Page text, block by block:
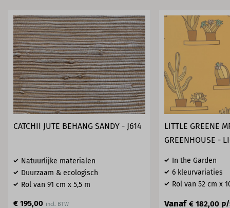
CATCHII JUTE BEHANG SANDY - J614
Natuurlijke materialen
Duurzaam & ecologisch
Rol van 91 cm x 5,5 m
€ 195,00
LITTLE GREENE
GREENHOUSE -
In the Garden
6 kleurvariaties
Rol van 52 cm x
Vanaf € 182,00